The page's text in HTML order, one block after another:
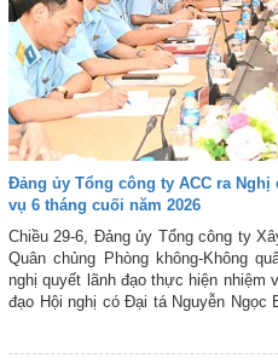
Đảng ủy Tổng công ty ACC ra
vụ 6 tháng cuối năm 2026
Chiều 29-6, Đảng ủy Tổng công ty
Quân chủng Phòng không-Không
nghị quyết lãnh đạo thực hiện nhiệm
đạo Hội nghị có Đại tá Nguyễn Ngọc